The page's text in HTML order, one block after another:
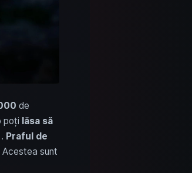
de
poți lăsa să
Praful de
sunt